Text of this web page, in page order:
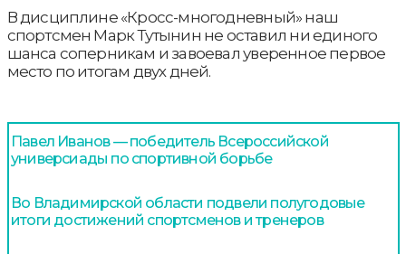
В дисциплине «Кросс-многодневный» наш
спортсмен Марк Тутынин не оставил ни единого
шанса соперникам и завоевал уверенное первое
место по итогам двух дней.
Павел Иванов — победитель Всероссийской
универсиады по спортивной борьбе
Во Владимирской области подвели полугодовые
итоги достижений спортсменов и тренеров